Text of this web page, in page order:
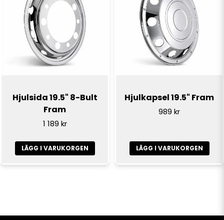
Hjulsida 19.5" 8-Bult
Fram
1 189 kr
LÄGG I VARUKORGEN
Hjulkapsel 19.5" Fram
989 kr
LÄGG I VARUKORGEN